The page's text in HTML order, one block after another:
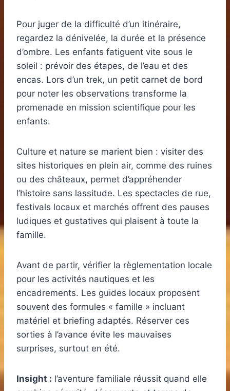
Pour juger de la difficulté d’un itinéraire,
regardez la dénivelée, la durée et la présence
d’ombre. Les enfants fatiguent vite sous le
soleil : prévoir des étapes, de l’eau et des
encas. Lors d’un trek, un petit carnet de bord
pour noter les observations transforme la
promenade en mission scientifique pour les
enfants.
Culture et nature se marient bien : visiter des
sites historiques en plein air, comme des ruines
ou des châteaux, permet d’appréhender
l’histoire sans lassitude. Les spectacles de rue,
festivals locaux et marchés offrent des pauses
ludiques et gustatives qui plaisent à toute la
famille.
Avant de partir, vérifier la règlementation locale
pour les activités nautiques et les
encadrements. Les guides locaux proposent
souvent des formules « famille » incluant
matériel et briefing adaptés. Réserver ces
sorties à l’avance évite les mauvaises
surprises, surtout en été.
Insight : l’aventure familiale réussit quand elle